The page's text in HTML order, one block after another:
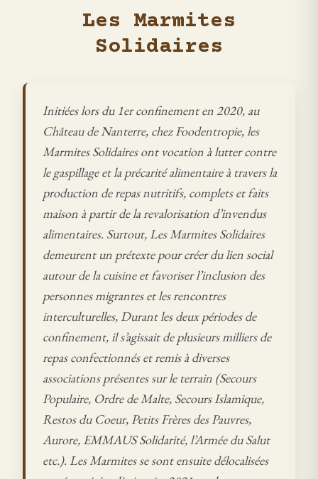
Les Marmites
Solidaires
Initiées lors du 1er confinement en 2020, au
Château de Nanterre, chez Foodentropie, les
Marmites Solidaires ont vocation à lutter contre
le gaspillage et la précarité alimentaire à travers la
production de repas nutritifs, complets et faits
maison à partir de la revalorisation d’invendus
alimentaires. Surtout, Les Marmites Solidaires
demeurent un prétexte pour créer du lien social
autour de la cuisine et favoriser l’inclusion des
personnes migrantes et les rencontres
interculturelles, Durant les deux périodes de
confinement, il s’agissait de plusieurs milliers de
repas confectionnés et remis à diverses
associations présentes sur le terrain (Secours
Populaire, Ordre de Malte, Secours Islamique,
Restos du Coeur, Petits Frères des Pauvres,
Aurore, EMMAUS Solidarité, l’Armée du Salut
etc.). Les Marmites se sont ensuite délocalisées